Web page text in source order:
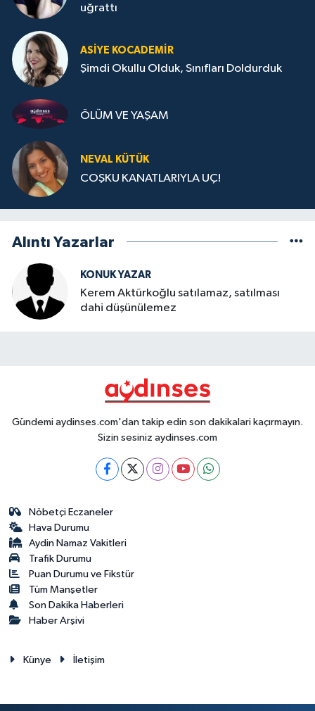
uğrattı
ASIYE KOCADEMİR
Şimdi Okullu Olduk, Sınıfları Doldurduk
ÖLÜM VE YAŞAM
NEVAL KÜTÜK
COŞKU KANATLARIYLA UÇ!
Alıntı Yazarlar
KONUK YAZAR
Kerem Aktürkoğlu satılamaz, satılması
dahi düşünülemez
Gündemi aydinses.com'dan takip edin son dakikalari kaçırmayın.
Sizin sesiniz aydinses.com
Nöbetçi Eczaneler
Hava Durumu
Aydin Namaz Vakitleri
Trafik Durumu
Puan Durumu ve Fikstür
Tüm Manşetler
Son Dakika Haberleri
Haber Arşivi
Künye İletişim